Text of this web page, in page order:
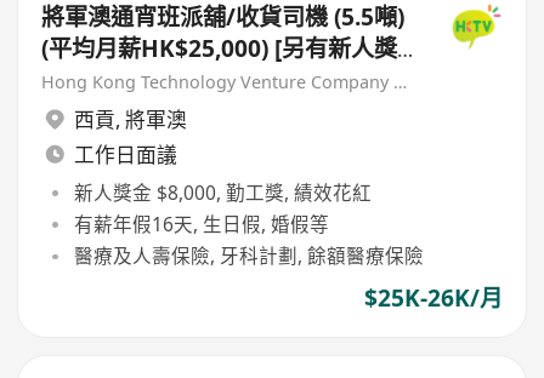
將軍澳通宵班派舖/收貨司機 (5.5噸)
(平均月薪HK$25,000) [另有新人獎
金 $8,000#]
Hong Kong Technology Venture Company Limited(HKTV)
西貢, 將軍澳
工作日面議
新人獎金 $8,000, 勤工獎, 績效花紅
有薪年假16天, 生日假, 婚假等
醫療及人壽保險, 牙科計劃, 餘額醫療保險
$25K-26K/月